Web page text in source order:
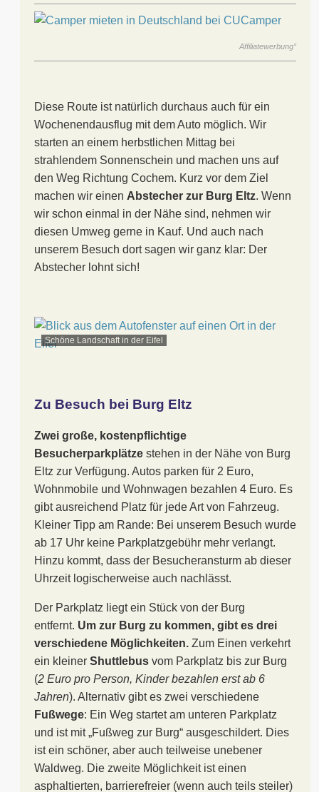
Affiliatewerbung°
Diese Route ist natürlich durchaus auch für ein
Wochenendausflug mit dem Auto möglich. Wir
starten an einem herbstlichen Mittag bei
strahlendem Sonnenschein und machen uns auf
den Weg Richtung Cochem. Kurz vor dem Ziel
machen wir einen Abstecher zur Burg Eltz. Wenn
wir schon einmal in der Nähe sind, nehmen wir
diesen Umweg gerne in Kauf. Und auch nach
unserem Besuch dort sagen wir ganz klar: Der
Abstecher lohnt sich!
Schöne Landschaft in der Eifel
Zu Besuch bei Burg Eltz
Zwei große, kostenpflichtige
Besucherparkplätze stehen in der Nähe von Burg
Eltz zur Verfügung. Autos parken für 2 Euro,
Wohnmobile und Wohnwagen bezahlen 4 Euro. Es
gibt ausreichend Platz für jede Art von Fahrzeug.
Kleiner Tipp am Rande: Bei unserem Besuch wurde
ab 17 Uhr keine Parkplatzgebühr mehr verlangt.
Hinzu kommt, dass der Besucheransturm ab dieser
Uhrzeit logischerweise auch nachlässt.
Der Parkplatz liegt ein Stück von der Burg
entfernt. Um zur Burg zu kommen, gibt es drei
verschiedene Möglichkeiten. Zum Einen verkehrt
ein kleiner Shuttlebus vom Parkplatz bis zur Burg
(2 Euro pro Person, Kinder bezahlen erst ab 6
Jahren). Alternativ gibt es zwei verschiedene
Fußwege: Ein Weg startet am unteren Parkplatz
und ist mit „Fußweg zur Burg“ ausgeschildert. Dies
ist ein schöner, aber auch teilweise unebener
Waldweg. Die zweite Möglichkeit ist einen
asphaltierten, barrierefreier (wenn auch teils steiler)